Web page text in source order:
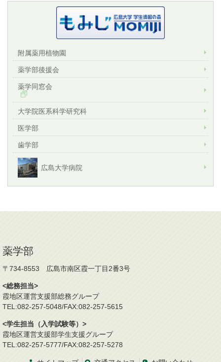
附属薬用植物園
薬学部後援会
薬学同窓会
大学院医系科学研究科
医学部
歯学部
広島大学病院
薬学部
〒734-8553 広島市南区霞一丁目2番3号
<総務担当>
霞地区運営支援部総務グループ
TEL:082-257-5048/FAX:082-257-5615
<学生担当（入学試験等）>
霞地区運営支援部学生支援グループ
TEL:082-257-5777/FAX:082-257-5278